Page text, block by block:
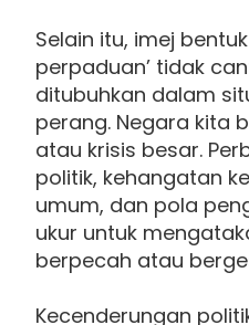
Selain itu, imej
perpaduan’ tidak
ditubuhkan dalam
perang. Negara kita
atau krisis besar.
politik, kehangatan
umum, dan pola
ukur untuk
berpecah atau
Kecenderungan